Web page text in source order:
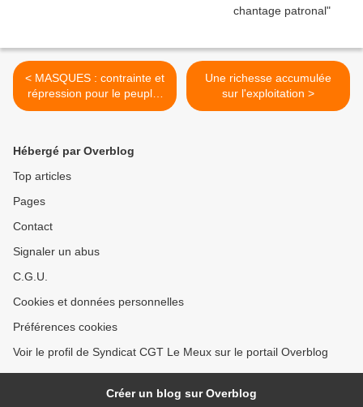
< MASQUES : contrainte et
répression pour le peuple,
liberté totale pour les
Une richesse accumulée
sur l'exploitation >
Hébergé par Overblog
Top articles
Pages
Contact
Signaler un abus
C.G.U.
Cookies et données personnelles
Préférences cookies
Voir le profil de Syndicat CGT Le Meux sur le portail Overblog
Créer un blog sur Overblog